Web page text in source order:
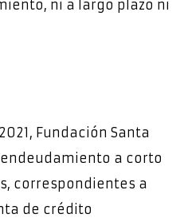
ni a largo plazo ni
Fundación Santa
a corto
correspondientes a
de crédito